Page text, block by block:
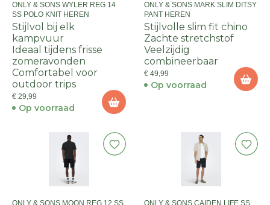
ONLY & SONS WYLER REG 14
SS POLO KNIT HEREN
Stijlvol bij elk
kampvuur
Ideaal tijdens frisse
zomeravonden
Comfortabel voor
outdoor trips
€ 29,99
Op voorraad
ONLY & SONS MARK SLIM DITSY
PANT HEREN
Stijlvolle slim fit chino
Zachte stretchstof
Veelzijdig
combineerbaar
€ 49,99
Op voorraad
ONLY & SONS MOON REG 12 SS
ONLY & SONS CAIDEN LIFE SS